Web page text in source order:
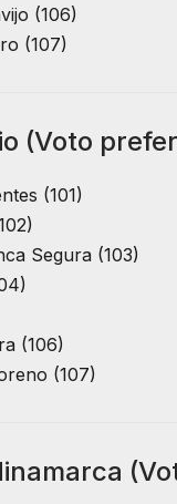
(106)
(107)
(Voto
(101)
Segura (103)
(106)
(107)